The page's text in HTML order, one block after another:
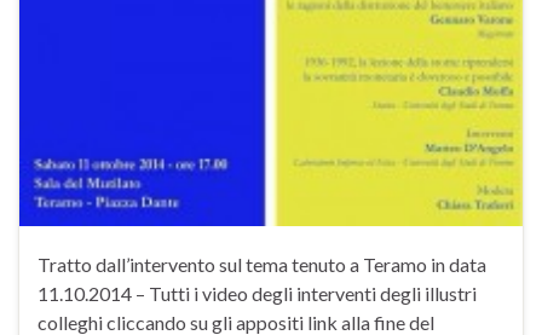
Tratto dall’intervento sul tema tenuto a Teramo in data
11.10.2014 – Tutti i video degli interventi degli illustri
colleghi cliccando su gli appositi link alla fine del